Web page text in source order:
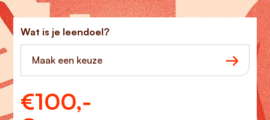
Wat is je leendoel?
Maak een keuze
€100,-
Hoeveel wilt u lenen?